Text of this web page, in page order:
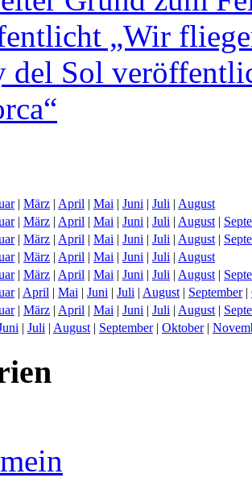
„Wir
del Sol
| März | April | Mai | Juni | Juli | August
| März | April | Mai | Juni | Juli | August|
| März | April | Mai | Juni | Juli | August|
| März | April | Mai | Juni | Juli | August
| März | April | Mai | Juni | Juli | August|
| April | Mai | Juni | Juli | August| September|
| März | April | Mai | Juni | Juli | August|
| Juli | August| September| Oktober|